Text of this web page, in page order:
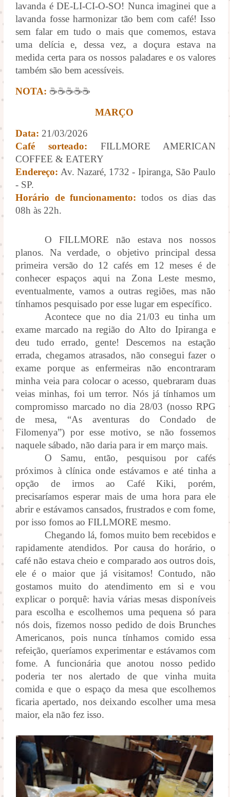
lavanda é DE-LI-CI-O-SO! Nunca imaginei que a
lavanda fosse harmonizar tão bem com café! Isso
sem falar em tudo o mais que comemos, estava
uma delícia e, dessa vez, a doçura estava na
medida certa para os nossos paladares e os valores
também são bem acessíveis.
NOTA: ☕☕☕☕☕
MARÇO
Data: 21/03/2026
Café sorteado:
FILLMORE AMERICAN
COFFEE & EATERY
Endereço: Av. Nazaré, 1732 - Ipiranga, São Paulo
- SP.
Horário de funcionamento: todos os dias das
08h às 22h.
O FILLMORE não estava nos nossos
planos. Na verdade, o objetivo principal dessa
primeira versão do 12 cafés em 12 meses é de
conhecer espaços aqui na Zona Leste mesmo,
eventualmente, vamos a outras regiões, mas não
tínhamos pesquisado por esse lugar em específico.
Acontece que no dia 21/03 eu tinha um
exame marcado na região do Alto do Ipiranga e
deu tudo errado, gente! Descemos na estação
errada, chegamos atrasados, não consegui fazer o
exame porque as enfermeiras não encontraram
minha veia para colocar o acesso, quebraram duas
veias minhas, foi um terror. Nós já tínhamos um
compromisso marcado no dia 28/03 (nosso RPG
de mesa, “As aventuras do Condado de
Filomenya”) por esse motivo, se não fossemos
naquele sábado, não daria para ir em março mais.
O Samu, então, pesquisou por cafés
próximos à clínica onde estávamos e até tinha a
opção de irmos ao Café Kiki, porém,
precisaríamos esperar mais de uma hora para ele
abrir e estávamos cansados, frustrados e com fome,
por isso fomos ao FILLMORE mesmo.
Chegando lá, fomos muito bem recebidos e
rapidamente atendidos. Por causa do horário, o
café não estava cheio e comparado aos outros dois,
ele é o maior que já visitamos! Contudo, não
gostamos muito do atendimento em si e vou
explicar o porquê: havia várias mesas disponíveis
para escolha e escolhemos uma pequena só para
nós dois, fizemos nosso pedido de dois Brunches
Americanos, pois nunca tínhamos comido essa
refeição, queríamos experimentar e estávamos com
fome. A funcionária que anotou nosso pedido
poderia ter nos alertado de que vinha muita
comida e que o espaço da mesa que escolhemos
ficaria apertado, nos deixando escolher uma mesa
maior, ela não fez isso.